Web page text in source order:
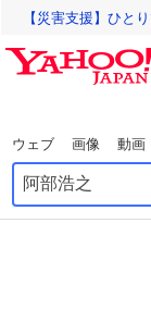
【災害支援】ひと
ウェブ 画像 動画